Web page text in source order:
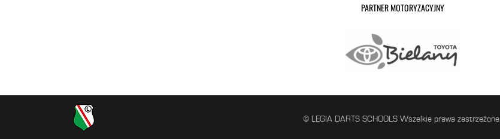
PARTNER MOTORYZACYJNY
© LEGIA DARTS SCHOOLS Wszelkie prawa zastrzeżone.